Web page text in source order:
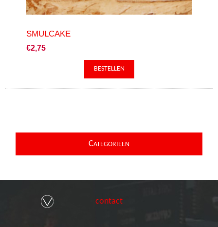
SMULCAKE
€2,75
CATEGORIEEN
contact